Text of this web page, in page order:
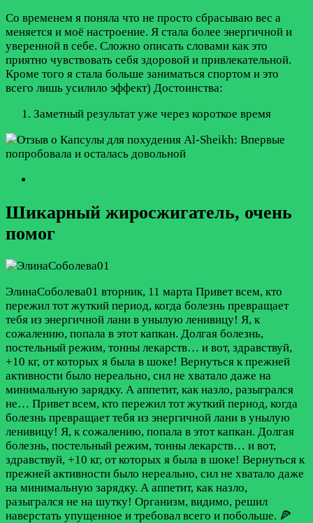
Со временем я поняла что не просто сбрасываю вес а
меняется и моё настроение. Я стала более энергичной и
уверенной в себе. Сложно описать словами как это
приятно чувствовать себя здоровой и привлекательной.
Кроме того я стала больше заниматься спортом и это
всего лишь усилило эффект) Достоинства:
Заметный результат уже через короткое время
Шикарный жиросжигатель, очень
помог
ЭлинаСоболева01 вторник, 11 марта Привет всем, кто
пережил тот жуткий период, когда болезнь превращает
тебя из энергичной лани в унылую ленивицу! Я, к
сожалению, попала в этот капкан. Долгая болезнь,
постельный режим, тонны лекарств… и вот, здравствуй,
+10 кг, от которых я была в шоке! Вернуться к прежней
активности было нереально, сил не хватало даже на
минимальную зарядку. А аппетит, как назло, разыгрался
не… Привет всем, кто пережил тот жуткий период, когда
болезнь превращает тебя из энергичной лани в унылую
ленивицу! Я, к сожалению, попала в этот капкан. Долгая
болезнь, постельный режим, тонны лекарств… и вот,
здравствуй, +10 кг, от которых я была в шоке! Вернуться к
прежней активности было нереально, сил не хватало даже
на минимальную зарядку. А аппетит, как назло,
разыгрался не на шутку! Организм, видимо, решил
наверстать упущенное и требовал всего и побольше. 🍕